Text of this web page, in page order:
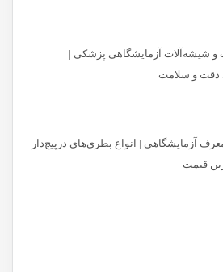
و شیشه‌آلات آزمایشگاهی پزشکی |
دقت و سلامت
آزمایشگاهی | انواع بطری‌های در‌پیچ‌دار
قیمت